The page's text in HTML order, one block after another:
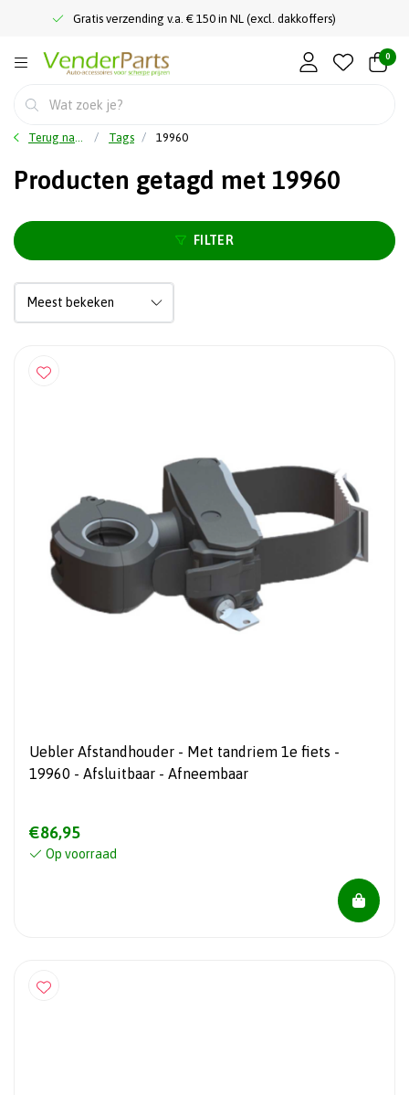
Gratis verzending v.a. € 150 in NL (excl. dakkoffers)
0
Terug naar home Tags 19960
Producten getagd met 19960
FILTER
Uebler Afstandhouder - Met tandriem 1e fiets -
19960 - Afsluitbaar - Afneembaar
€86,95
Op voorraad